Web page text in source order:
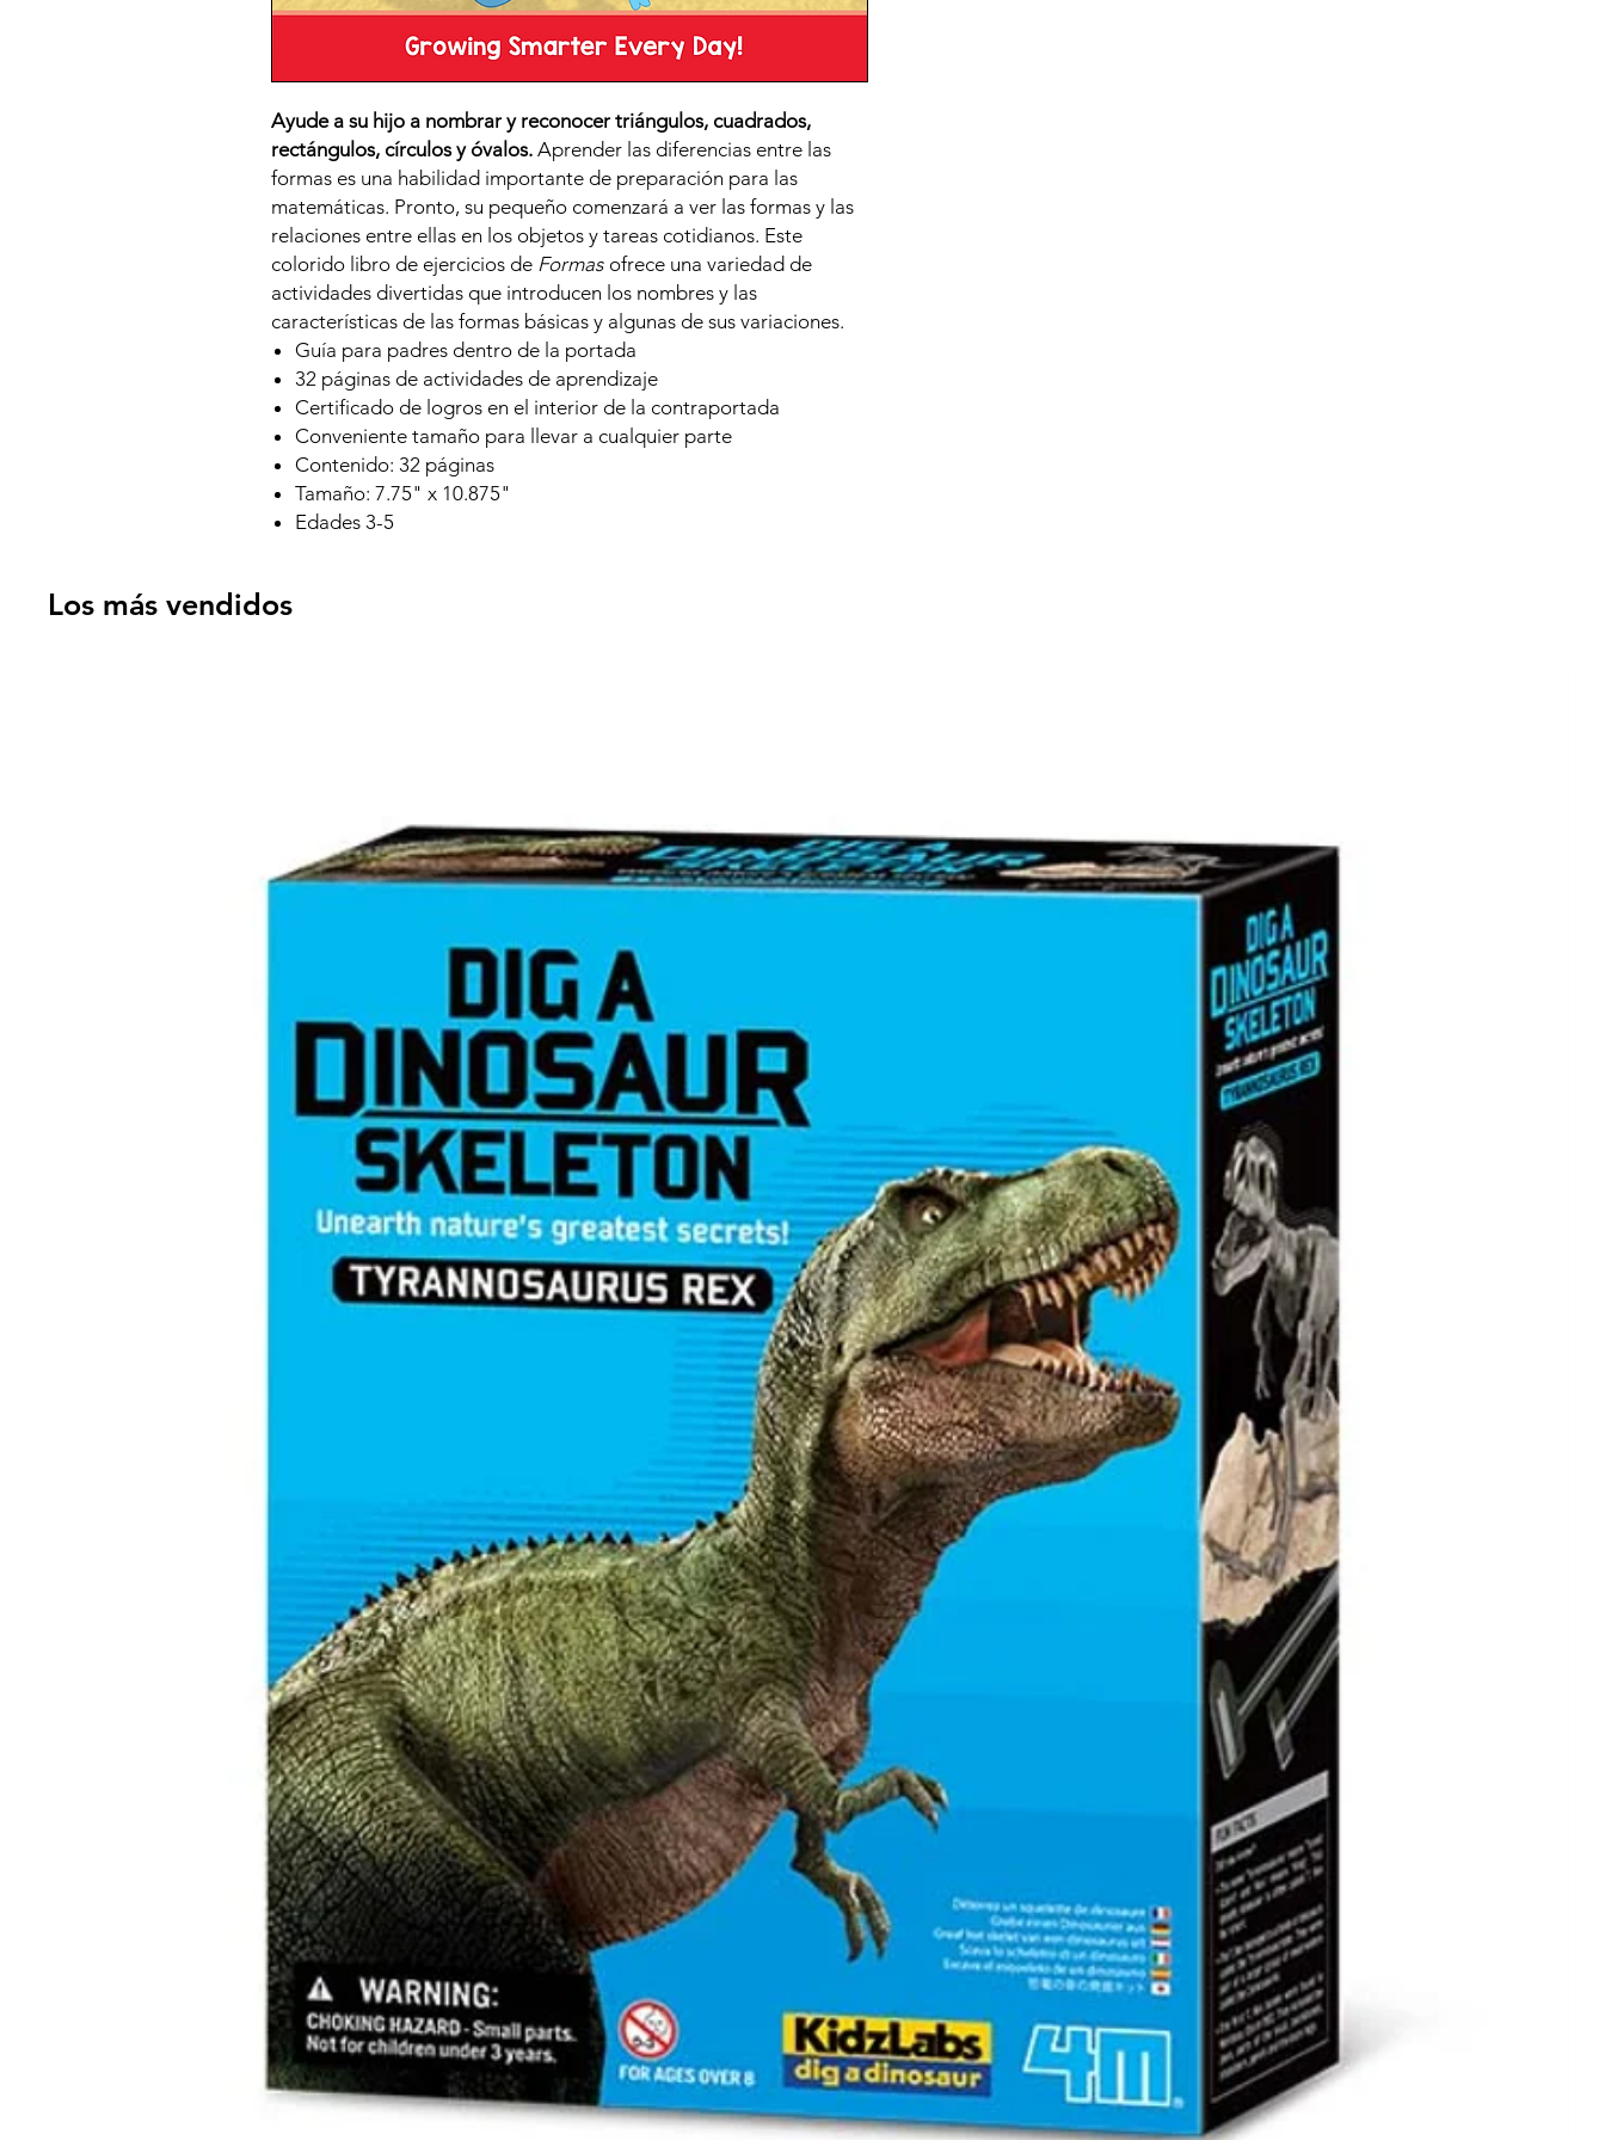
Ayude a su hijo a nombrar y reconocer triángulos, cuadrados,
rectángulos, círculos y óvalos. Aprender las diferencias entre las
formas es una habilidad importante de preparación para las
matemáticas. Pronto, su pequeño comenzará a ver las formas y las
relaciones entre ellas en los objetos y tareas cotidianos. Este
colorido libro de ejercicios de Formas ofrece una variedad de
actividades divertidas que introducen los nombres y las
características de las formas básicas y algunas de sus variaciones.
Guía para padres dentro de la portada
32 páginas de actividades de aprendizaje
Certificado de logros en el interior de la contraportada
Conveniente tamaño para llevar a cualquier parte
Contenido: 32 páginas
Tamaño: 7.75" x 10.875"
Edades 3-5
Los más vendidos